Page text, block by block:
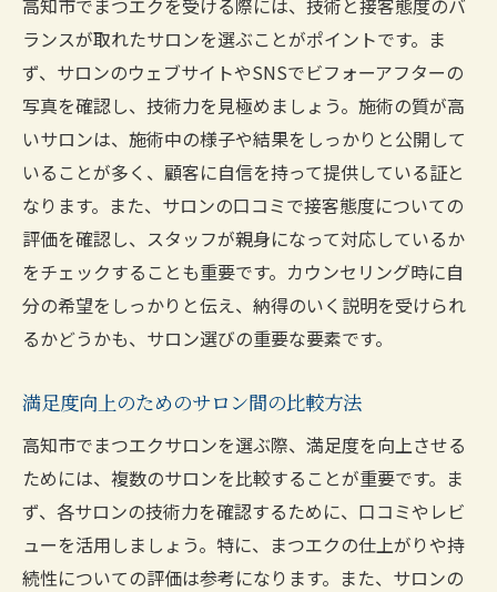
ランスが取れたサロンを選ぶことがポイントです。ま
ず、サロンのウェブサイトやSNSでビフォーアフターの
写真を確認し、技術力を見極めましょう。施術の質が高
いサロンは、施術中の様子や結果をしっかりと公開して
いることが多く、顧客に自信を持って提供している証と
なります。また、サロンの口コミで接客態度についての
評価を確認し、スタッフが親身になって対応しているか
をチェックすることも重要です。カウンセリング時に自
分の希望をしっかりと伝え、納得のいく説明を受けられ
るかどうかも、サロン選びの重要な要素です。
満足度向上のためのサロン間の比較方法
高知市でまつエクサロンを選ぶ際、満足度を向上させる
ためには、複数のサロンを比較することが重要です。ま
ず、各サロンの技術力を確認するために、口コミやレビ
ューを活用しましょう。特に、まつエクの仕上がりや持
続性についての評価は参考になります。また、サロンの